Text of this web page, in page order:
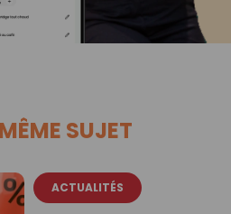
SUJET
ACTUALITÉS